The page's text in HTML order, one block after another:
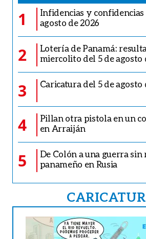
1
Infidencias y confidencias
agosto de 2026
2
Lotería de Panamá:
miercolito del 5 de agosto
3 Caricatura del 5 de agosto
4
Pillan otra pistola en un
en Arraiján
5
De Colón a una guerra sin
panameño en Rusia